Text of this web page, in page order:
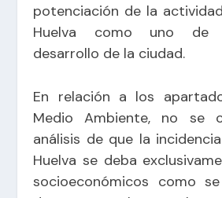
potenciación de la
Huelva como uno de
desarrollo de la ciudad.
En relación a los
Medio Ambiente, no se
análisis de que la
Huelva se deba
socioeconómicos como